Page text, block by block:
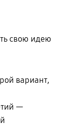
свою идею
вариант,
—